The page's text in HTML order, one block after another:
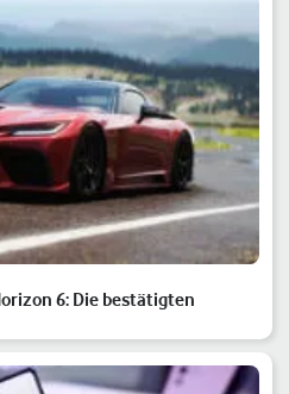
6: Die bestätigten